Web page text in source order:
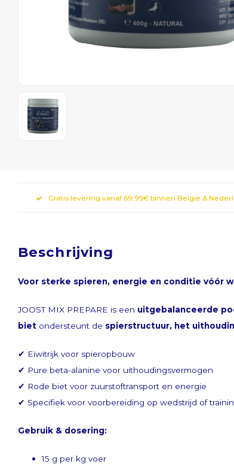
Ontvang de laatste updates,
Gratis levering vanaf 69.95€ binnen België &
Beschrijving
Voor sterke spieren, energie en conditie vóór
JOOST MIX PREPARE is een uitgebalanceerde
biet ondersteunt de spierstructuur, het
✔ Eiwitrijk voor spieropbouw
✔ Pure beta-alanine voor uithoudingsvermogen
✔ Rode biet voor zuurstoftransport en energie
✔ Specifiek voor voorbereiding op wedstrijd of
Gebruik & dosering:
15 g per kg voer